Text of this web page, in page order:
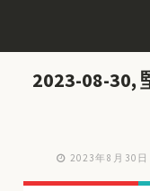
2023-08-30,
2023年8月30